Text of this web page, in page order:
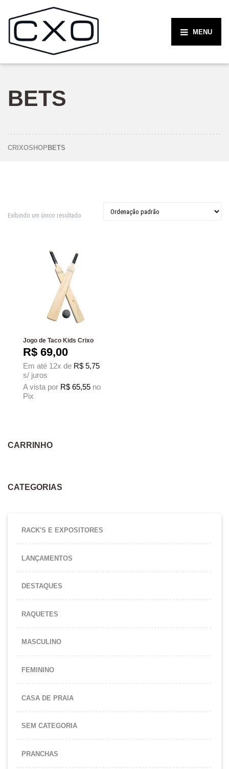
MENU
BETS
CRIXOSHOP BETS
Exibindo um único resultado
Jogo de Taco Kids Crixo
R$ 69,00
Em até 12x de R$ 5,75
s/ juros
A vista por R$ 65,55 no
Pix
CARRINHO
CATEGORIAS
RACK'S E EXPOSITORES
LANÇAMENTOS
DESTAQUES
RAQUETES
MASCULINO
FEMININO
CASA DE PRAIA
SEM CATEGORIA
PRANCHAS